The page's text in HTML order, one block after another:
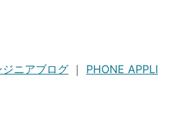
ジニアブログ ｜ PHONE APPLI